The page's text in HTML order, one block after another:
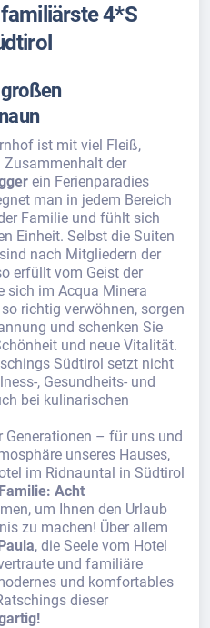
4*S
ist mit viel Fleiß,
Zusammenhalt der
ein Ferienparadies
man in jedem Bereich
Familie und fühlt sich
Einheit. Selbst die Suiten
nach Mitgliedern der
erfüllt vom Geist der
sich im Acqua Minera
richtig verwöhnen, sorgen
und schenken Sie
und neue Vitalität.
Südtirol setzt nicht
, Gesundheits- und
bei kulinarischen
Generationen – für uns und
unseres Hauses,
im Ridnauntal in Südtirol
Acht
um Ihnen den Urlaub
zu machen! Über allem
, die Seele vom Hotel
und familiäre
und komfortables
dieser